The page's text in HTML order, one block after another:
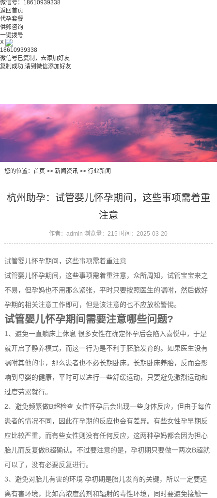
微信号：18610939338
返回首页
代孕套餐
供卵咨询
一键拨号
X
18610939338
微信号已复制，去添加好友
复制成功,请到微信添加好友
您的位置： 首页>> 新闻资讯>> 行业新闻
杭州助孕：试管婴儿怀孕期间，这些事项需着重
注意
作者：admin 浏览量：215 时间：2025-03-20
试管婴儿怀孕期间，这些事项需着重注意
试管婴儿怀孕期间，这些事项需着重注意，众所周知，试管宝宝来之
不易，但孕妈也不用那么紧张，平时只要按照医生的嘱咐，然后做好
孕期的相关注意工作即可，但是该注意的也不应放松警惕。
试管婴儿怀孕期间需要注意哪些问题?
1、避免一直躺床上休息 很多女性在确定怀孕后会陷入喜悦中，于是
就开启了静养模式，而这一行为是不利于胚胎发育的。如果医生没有
嘱咐其他的事，那么患者也不必长期卧床。长期卧床养胎，反而会影
响到母婴的健康，平时可以进行一些舒缓运动，只要避免激烈运动和
过度劳累就行。
2、避免频繁做B超检查 女性怀孕后会出现一些身体反应，但由于每位
患者的情况不同，因此在孕期的反应也会有差异。有些女性孕早期反
应比较严重，而有些女性则没有任何反应，这两种孕妈都会因为担心
胎儿而反复做B超确认。不过要注意的是，孕初期只要做一两次B超就
可以了，没有必要反复进行。
3、避免对胎儿有害的环境 孕初期是胎儿发育的关键，所以一定要远
离有害环境，比如高浓度药剂和辐射的毒性环境，同时要避免接触一